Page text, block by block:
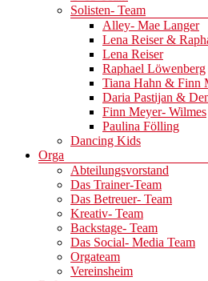
Solisten- Team
Alley- Mae Langer
Lena Reiser &
Lena Reiser
Raphael Löwenberg
Tiana Hahn & Finn
Daria Pastijan &
Finn Meyer- Wilmes
Paulina Fölling
Dancing Kids
Orga
Abteilungsvorstand
Das Trainer-Team
Das Betreuer- Team
Kreativ- Team
Backstage- Team
Das Social- Media Team
Orgateam
Vereinsheim